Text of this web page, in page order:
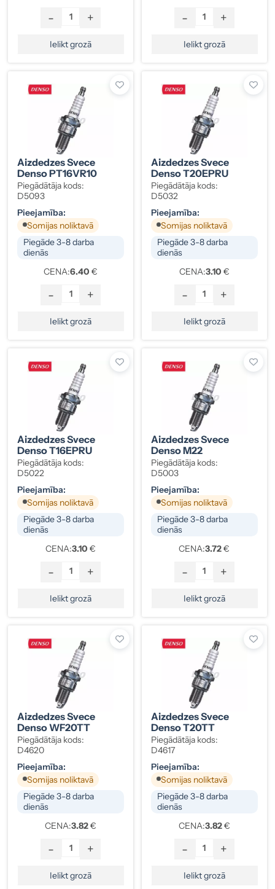
- +
Ielikt grozā
- +
Ielikt grozā
Aizdedzes Svece
Denso PT16VR10
Piegādātāja kods:
D5093
Pieejamība:
Somijas noliktavā
Piegāde 3-8 darba
dienās
CENA:6.40 €
- +
Ielikt grozā
Aizdedzes Svece
Denso T20EPRU
Piegādātāja kods:
D5032
Pieejamība:
Somijas noliktavā
Piegāde 3-8 darba
dienās
CENA:3.10 €
- +
Ielikt grozā
Aizdedzes Svece
Denso T16EPRU
Piegādātāja kods:
D5022
Pieejamība:
Somijas noliktavā
Piegāde 3-8 darba
dienās
CENA:3.10 €
- +
Ielikt grozā
Aizdedzes Svece
Denso M22
Piegādātāja kods:
D5003
Pieejamība:
Somijas noliktavā
Piegāde 3-8 darba
dienās
CENA:3.72€
- +
Ielikt grozā
Aizdedzes Svece
Denso WF20TT
Piegādātāja kods:
D4620
Pieejamība:
Somijas noliktavā
Piegāde 3-8 darba
dienās
CENA:3.82€
- +
Ielikt grozā
Aizdedzes Svece
Denso T20TT
Piegādātāja kods:
D4617
Pieejamība:
Somijas noliktavā
Piegāde 3-8 darba
dienās
CENA:3.82€
- +
Ielikt grozā